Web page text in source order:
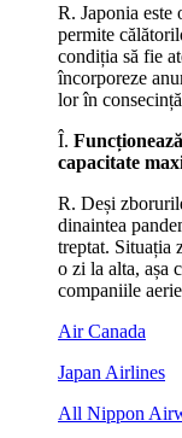
R. Japonia este
permite
condiția să fie
încorporeze
lor în
Î.
capacitate
R. Deși
dinaintea
treptat. Situația
o zi la alta, așa
companiile
Air Canada
Japan Airlines
All Nippon